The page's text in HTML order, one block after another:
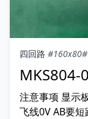
四回路 #160x80
MKS804-
注意事项 显示
飞线0V AB要